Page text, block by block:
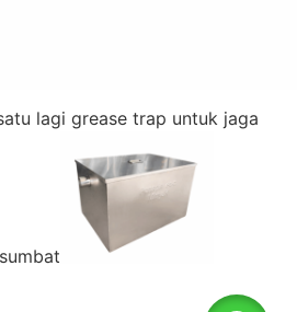
lagi grease trap untuk jaga